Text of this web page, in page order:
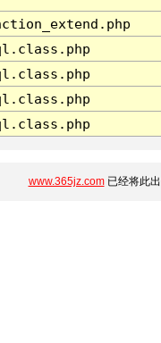
www.365jz.com已经将此